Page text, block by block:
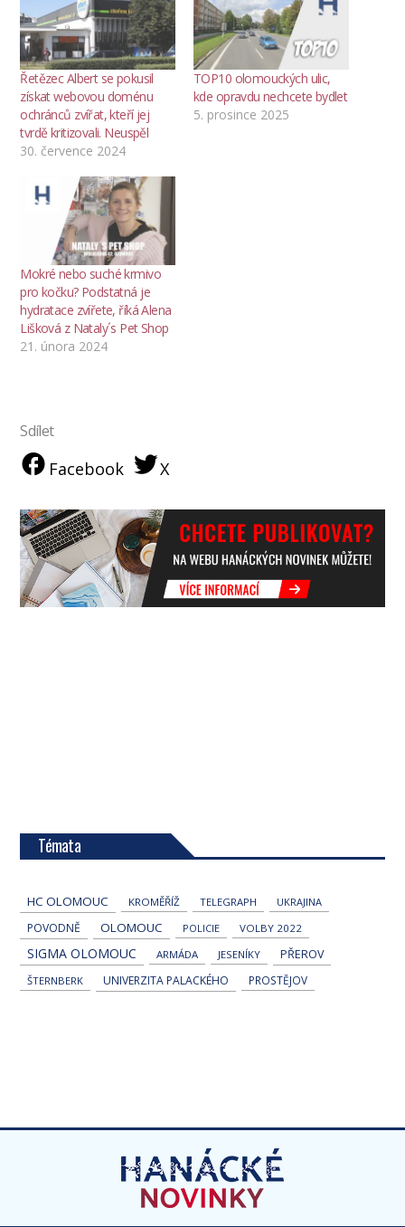
Řetězec Albert se pokusil
získat webovou doménu
ochránců zvířat, kteří jej
tvrdě kritizovali. Neuspěl
30. července 2024
TOP10 olomouckých ulic,
kde opravdu nechcete bydlet
5. prosince 2025
Mokré nebo suché krmivo
pro kočku? Podstatná je
hydratace zvířete, říká Alena
Lišková z Nataly´s Pet Shop
21. února 2024
Sdílet
Facebook X
Témata
HC OLOMOUC KROMĚŘÍŽ TELEGRAPH UKRAJINA
POVODNĚ OLOMOUC POLICIE VOLBY 2022
SIGMA OLOMOUC ARMÁDA JESENÍKY PŘEROV
ŠTERNBERK UNIVERZITA PALACKÉHO PROSTĚJOV